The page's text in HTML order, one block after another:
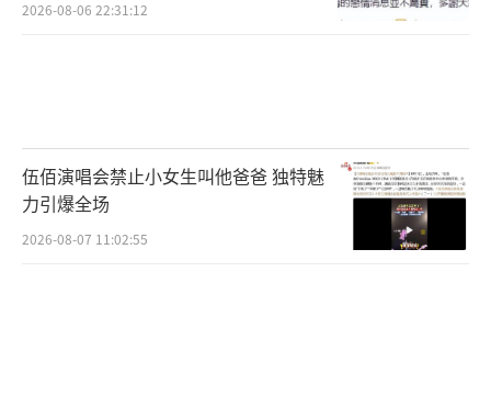
2026-08-06 22:31:12
伍佰演唱会禁止小女生叫他爸爸 独特魅
力引爆全场
2026-08-07 11:02:55